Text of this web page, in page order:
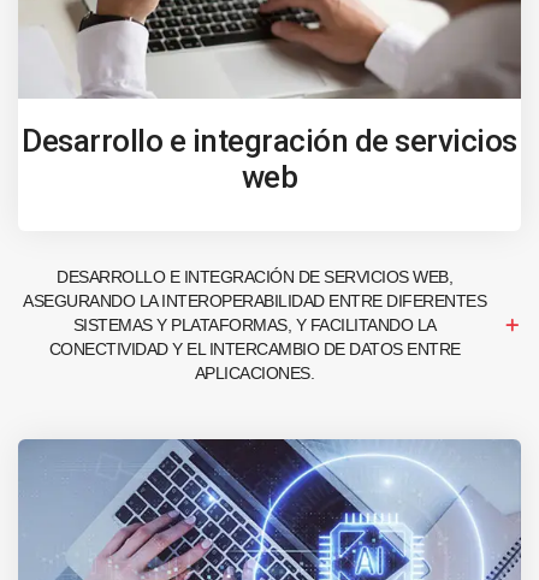
Desarrollo e integración de servicios
web
DESARROLLO E INTEGRACIÓN DE SERVICIOS WEB,
ASEGURANDO LA INTEROPERABILIDAD ENTRE DIFERENTES
SISTEMAS Y PLATAFORMAS, Y FACILITANDO LA
CONECTIVIDAD Y EL INTERCAMBIO DE DATOS ENTRE
APLICACIONES.